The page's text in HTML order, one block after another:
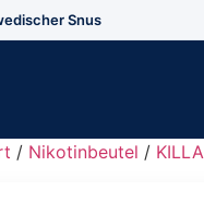
Snus
/ Nikotinbeutel / KILLA